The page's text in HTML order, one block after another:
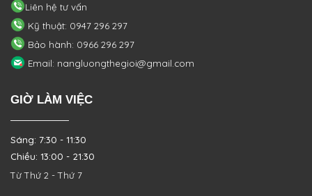
Liên hệ tư vấn
Kỹ thuật: 0947 296 297
Bảo hành: 0966 296 297
Email: nangluongthegioi@gmail.com
GIỜ LÀM VIỆC
Sáng: 7:30 - 11:30
Chiều: 13:00 - 21:30
Từ Thứ 2 - Thứ 7